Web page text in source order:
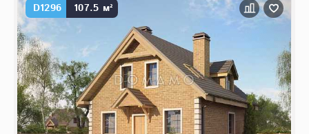
D1296 107.5 м²